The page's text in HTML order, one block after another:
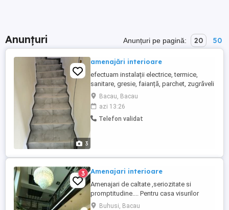
Anunțuri Anunțuri pe pagină: 20 50
3
amenajări interioare
efectuam instalații electrice, termice,
sanitare, gresie, faianță, parchet, zugrăveli
interioare, decorațiuni.
Bacau, Bacau
azi 13:26
Telefon validat
3 Amenajari interioare
Amenajari de caltate ,seriozitate si
promptitudine.... Pentru casa visurilor
voastre apelati cu incredere...
Buhusi, Bacau